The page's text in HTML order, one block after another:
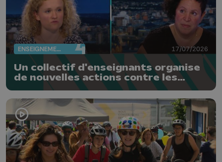
ENSEIGNEMENT 17/07/2026
Un collectif d'enseignants organise
de nouvelles actions contre les
réformes de la FWB